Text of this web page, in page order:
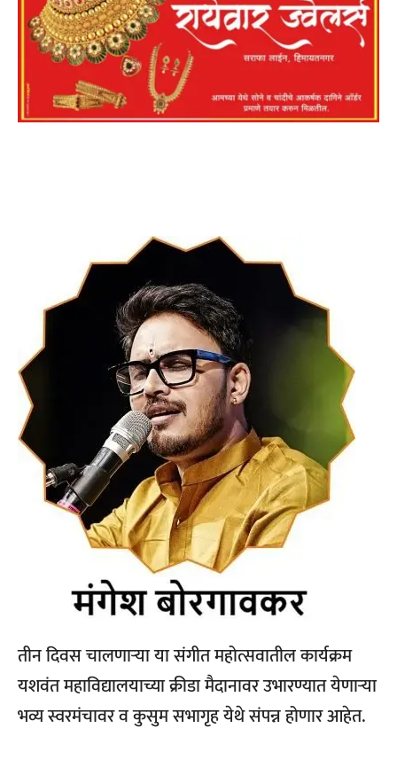
तीन दिवस चालणार्‍या या संगीत महोत्सवातील कार्यक्रम
यशवंत महाविद्यालयाच्या क्रीडा मैदानावर उभारण्यात येणार्‍या
भव्य स्वरमंचावर व कुसुम सभागृह येथे संपन्न होणार आहेत.